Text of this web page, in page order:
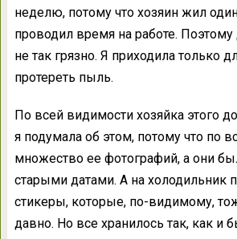
неделю, потому что хозяин жил
проводил время на работе.
не так грязно. Я приходила только
протереть пыль.
По всей видимости хозяйка этого
я подумала об этом, потому что по
множество ее фотографий, а они
старыми датами. А на холодильник
стикеры, которые, по-видимому,
давно. Но все хранилось так, как и